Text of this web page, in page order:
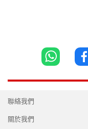
聯絡我們
關於我們